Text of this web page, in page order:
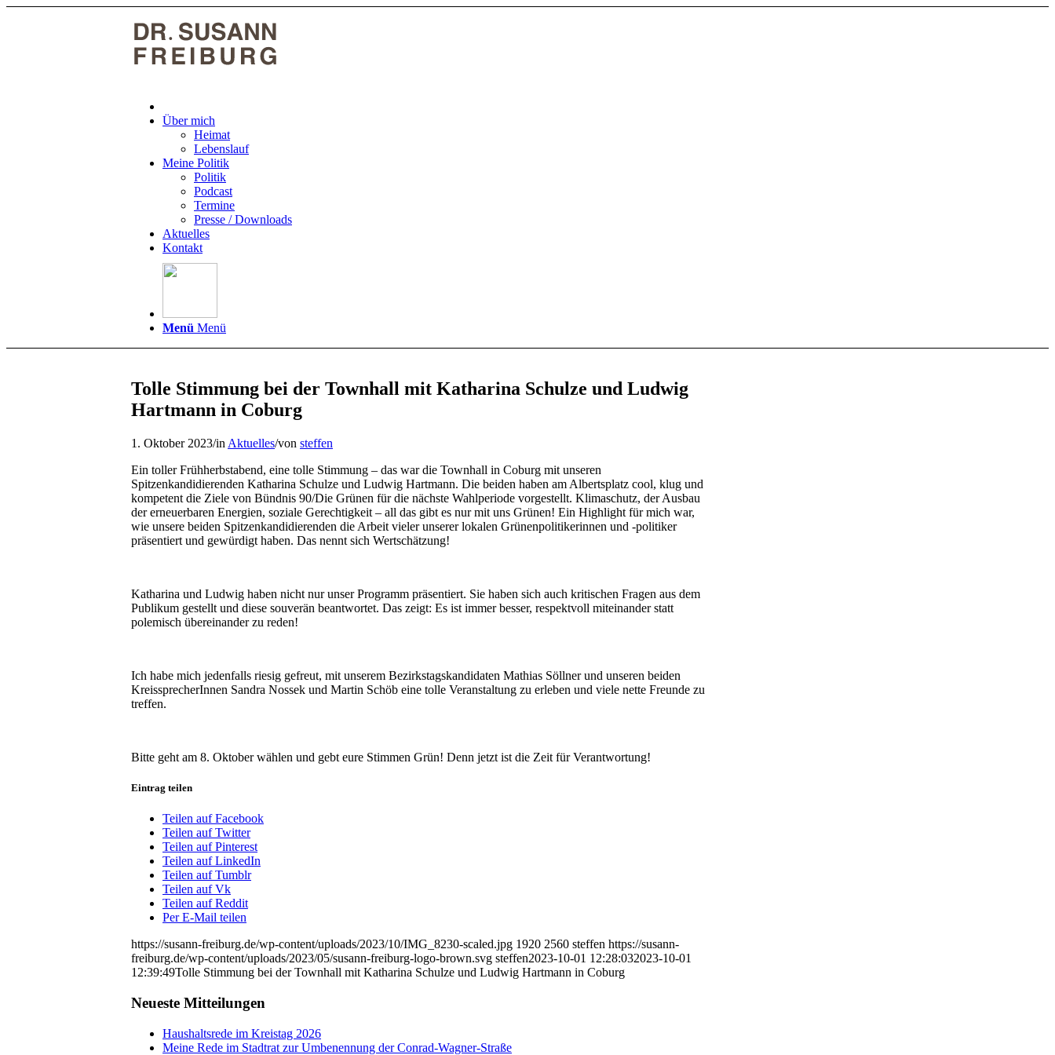
Über mich
Heimat
Lebenslauf
Meine Politik
Politik
Podcast
Termine
Presse / Downloads
Aktuelles
Kontakt
Menü Menü
Tolle Stimmung bei der Townhall mit Katharina Schulze und Ludwig
Hartmann in Coburg
1. Oktober 2023/in Aktuelles/von steffen
Ein toller Frühherbstabend, eine tolle Stimmung – das war die Townhall in Coburg mit unseren
Spitzenkandidierenden Katharina Schulze und Ludwig Hartmann. Die beiden haben am Albertsplatz cool, klug und
kompetent die Ziele von Bündnis 90/Die Grünen für die nächste Wahlperiode vorgestellt. Klimaschutz, der Ausbau
der erneuerbaren Energien, soziale Gerechtigkeit – all das gibt es nur mit uns Grünen! Ein Highlight für mich war,
wie unsere beiden Spitzenkandidierenden die Arbeit vieler unserer lokalen Grünenpolitikerinnen und -politiker
präsentiert und gewürdigt haben. Das nennt sich Wertschätzung!
Katharina und Ludwig haben nicht nur unser Programm präsentiert. Sie haben sich auch kritischen Fragen aus dem
Publikum gestellt und diese souverän beantwortet. Das zeigt: Es ist immer besser, respektvoll miteinander statt
polemisch übereinander zu reden!
Ich habe mich jedenfalls riesig gefreut, mit unserem Bezirkstagskandidaten Mathias Söllner und unseren beiden
KreissprecherInnen Sandra Nossek und Martin Schöb eine tolle Veranstaltung zu erleben und viele nette Freunde zu
treffen.
Bitte geht am 8. Oktober wählen und gebt eure Stimmen Grün! Denn jetzt ist die Zeit für Verantwortung!
Eintrag teilen
Teilen auf Facebook
Teilen auf Twitter
Teilen auf Pinterest
Teilen auf LinkedIn
Teilen auf Tumblr
Teilen auf Vk
Teilen auf Reddit
Per E-Mail teilen
https://susann-freiburg.de/wp-content/uploads/2023/10/IMG_8230-scaled.jpg 1920 2560 steffen https://susann-
freiburg.de/wp-content/uploads/2023/05/susann-freiburg-logo-brown.svg steffen2023-10-01 12:28:032023-10-01
12:39:49Tolle Stimmung bei der Townhall mit Katharina Schulze und Ludwig Hartmann in Coburg
Neueste Mitteilungen
Haushaltsrede im Kreistag 2026
Meine Rede im Stadtrat zur Umbenennung der Conrad-Wagner-Straße